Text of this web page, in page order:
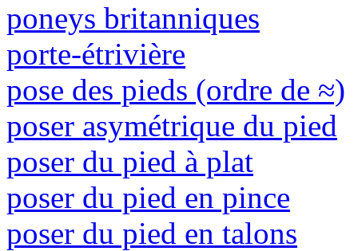
poneys britanniques
porte-étrivière
pose des pieds (ordre de ≈)
poser asymétrique du pied
poser du pied à plat
poser du pied en pince
poser du pied en talons